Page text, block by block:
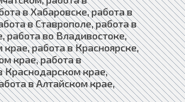
в Хабаровске, работа в
в Ставрополе, работа в
работа во Владивостоке,
работа в Красноярске,
крае, работа в
Краснодарском крае,
в Алтайском крае,